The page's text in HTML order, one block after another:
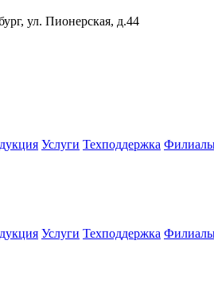
ул. Пионерская, д.44
Услуги Техподдержка
Услуги Техподдержка